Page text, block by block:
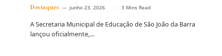
Destaques junho 23, 2026 3 Mins Read
A Secretaria Municipal de Educação de São João da Barra
lançou oficialmente,…